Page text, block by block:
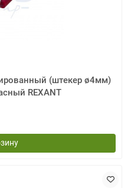
(штекер ø4мм)
REXANT